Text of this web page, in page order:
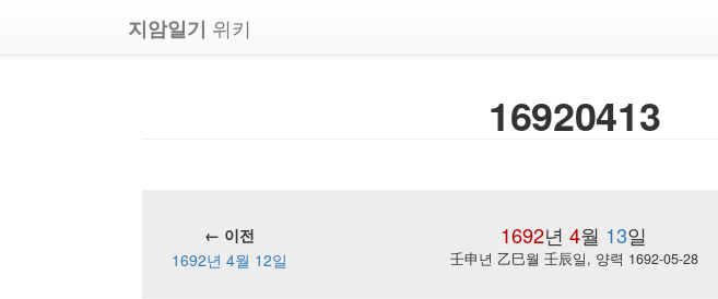
지암일기 위키
16920413
1692년 4월 13일
← 이전
1692년 4월 12일
壬申년 乙巳월 壬辰일, 양력 1692-05-28